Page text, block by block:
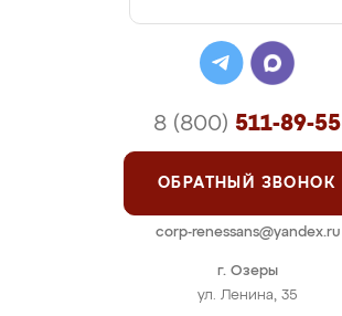
г. Озеры
ул. Ленина, 35
8 (800) 511-89-55
ОБРАТНЫЙ ЗВОНОК
corp-renessans@yandex.ru